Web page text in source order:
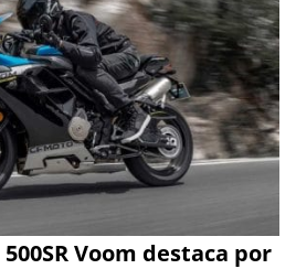
500SR Voom destaca por